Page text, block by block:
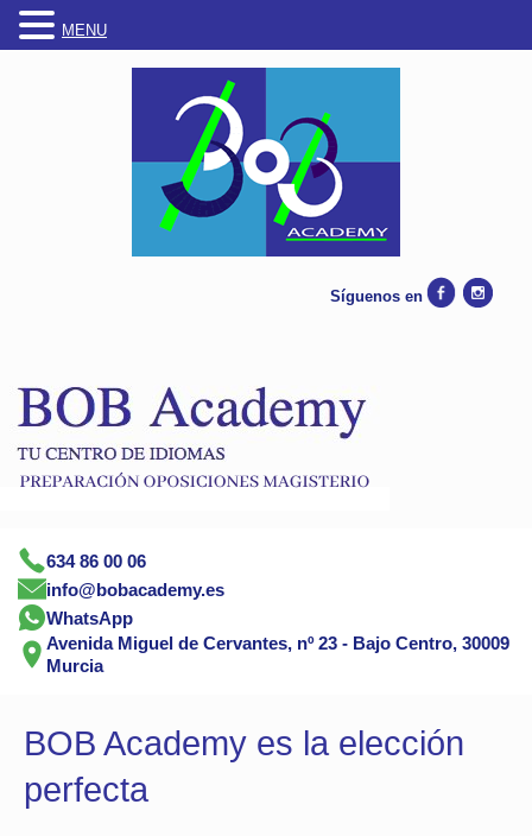
Síguenos en
634 86 00 06
info@bobacademy.es
WhatsApp
Avenida Miguel de Cervantes, nº 23 - Bajo Centro, 30009
Murcia
BOB Academy es la elección
perfecta
MENU